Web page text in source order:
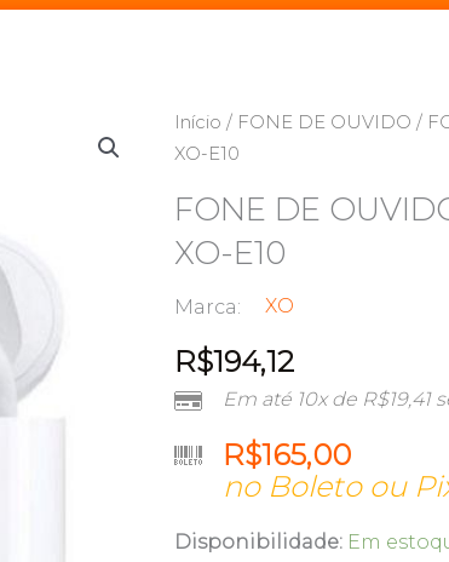
Início / FONE DE OUVIDO /
XO-E10
FONE DE
XO-E10
Marca: XO
R$194,12
Em até 10x de R$19,41
R$165,00
no Boleto ou
Disponibilidade: Em
FONE